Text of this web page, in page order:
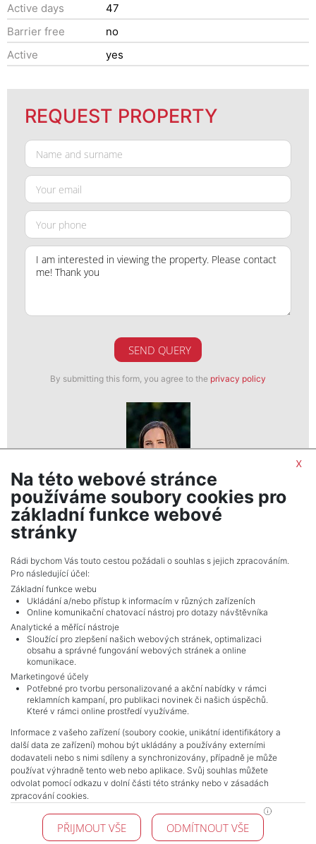
Active days
47
Barrier free
no
Active
yes
REQUEST PROPERTY
SEND QUERY
By submitting this form, you agree to the privacy policy
Lucie Čermáková
realitní makléř
show nr.
MojePole.cz
Revoluční 1003/3, 11000, Praha
NAVIGACE
Terms and conditions
Protection of personal data
Real estate's
Contact
Cookie processing
KONTAKT
Pražské reality
x
Na této webové stránce
používáme soubory cookies pro
základní funkce webové
stránky
Rádi bychom Vás touto cestou požádali o souhlas s jejich zpracováním.
Pro následující účel:
Základní funkce webu
Ukládání a/nebo přístup k informacím v různých zařízeních
Online komunikační chatovací nástroj pro dotazy návštěvníka
Analytické a měřící nástroje
Sloužící pro zlepšení našich webových stránek, optimalizaci
obsahu a správné fungování webových stránek a online
komunikace.
Marketingové účely
Potřebné pro tvorbu personalizované a akční nabídky v rámci
reklamních kampaní, pro publikaci novinek či našich úspěchů.
Které v rámci online prostředí využíváme.
Informace z vašeho zařízení (soubory cookie, unikátní identifikátory a
další data ze zařízení) mohou být ukládány a používány externími
dodavateli nebo s nimi sdíleny a synchronizovány, případně je může
používat výhradně tento web nebo aplikace. Svůj souhlas můžete
odvolat pomocí odkazu v dolní části této stránky nebo v zásadách
zpracování cookies.
PŘIJMOUT VŠE ODMÍTNOUT VŠE